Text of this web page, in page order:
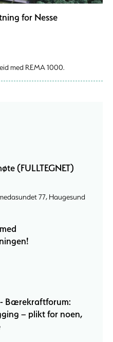
for Nesse
med REMA 1000.
(FULLTEGNET)
77, Haugesund
- Bærekraftforum:
– plikt for noen,